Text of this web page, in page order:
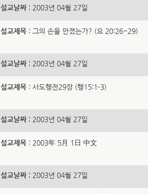
설교날짜 : 2003년 04월 27일
설교제목: 그의 손을 만졌는가? (요 20:26~29)
설교날짜 : 2003년 04월 27일
설교제목: 사도행전29장 (행15:1-3)
설교날짜 : 2003년 04월 27일
설교제목: 2003年 5月 1日 中文
설교날짜 : 2003년 04월 27일